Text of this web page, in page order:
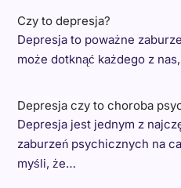
Czy to depresja?
Depresja to poważne
może dotknąć każdego z
Depresja czy to choroba
Depresja jest jednym z
zaburzeń psychicznych na
myśli, że…